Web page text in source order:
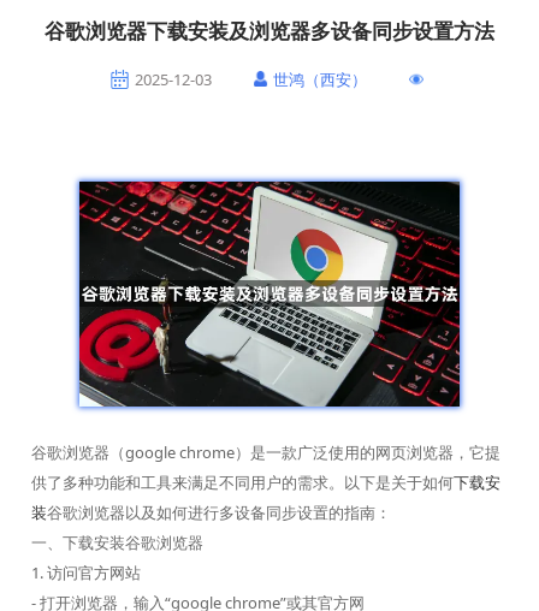
谷歌浏览器下载安装及浏览器多设备同步设置方法
2025-12-03 世鸿（西安）
谷歌浏览器（google chrome）是一款广泛使用的网页浏览器，它提
供了多种功能和工具来满足不同用户的需求。以下是关于如何下载安
装谷歌浏览器以及如何进行多设备同步设置的指南：
一、下载安装谷歌浏览器
1. 访问官方网站
- 打开浏览器，输入“google chrome”或其官方网